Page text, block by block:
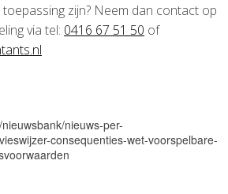
toepassing zijn? Neem dan contact op
via tel: 0416 67 51 50 of
nieuws-per-
consequenties-wet-voorspelbare-